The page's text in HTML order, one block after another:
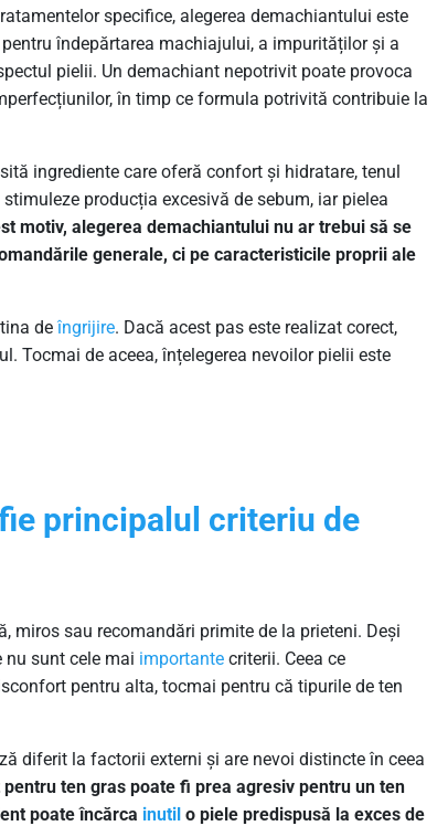
specifice, alegerea demachiantului este
îndepărtarea machiajului, a impurităților și a
pielii. Un demachiant nepotrivit poate provoca
în timp ce formula potrivită contribuie la
ingrediente care oferă confort și hidratare, tenul
producția excesivă de sebum, iar pielea
motiv, alegerea demachiantului nu ar trebui să se
generale, ci pe caracteristicile proprii ale
deîngrijire. Dacă acest pas este realizat corect,
Tocmai de aceea, înțelegerea nevoilor pielii este
principalul criteriu de
miros sau recomandări primite de la prieteni. Deși
nu sunt cele mai importante criterii. Ceea ce
pentru alta, tocmai pentru că tipurile de ten
diferit la factorii externi și are nevoi distincte în ceea
ten gras poate fi prea agresiv pentru un ten
poate încărca inutil o piele predispusă la exces de